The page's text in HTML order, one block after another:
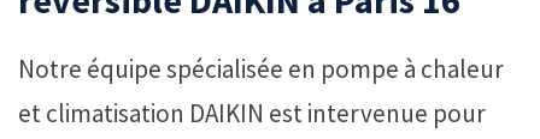
Notre équipe spécialisée en pompe à chaleur
et climatisation DAIKIN est intervenue pour